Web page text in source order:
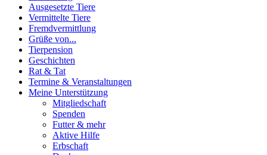
Ausgesetzte Tiere
Vermittelte Tiere
Fremdvermittlung
Grüße von...
Tierpension
Geschichten
Rat & Tat
Termine & Veranstaltungen
Meine Unterstützung
Mitgliedschaft
Spenden
Futter & mehr
Aktive Hilfe
Erbschaft